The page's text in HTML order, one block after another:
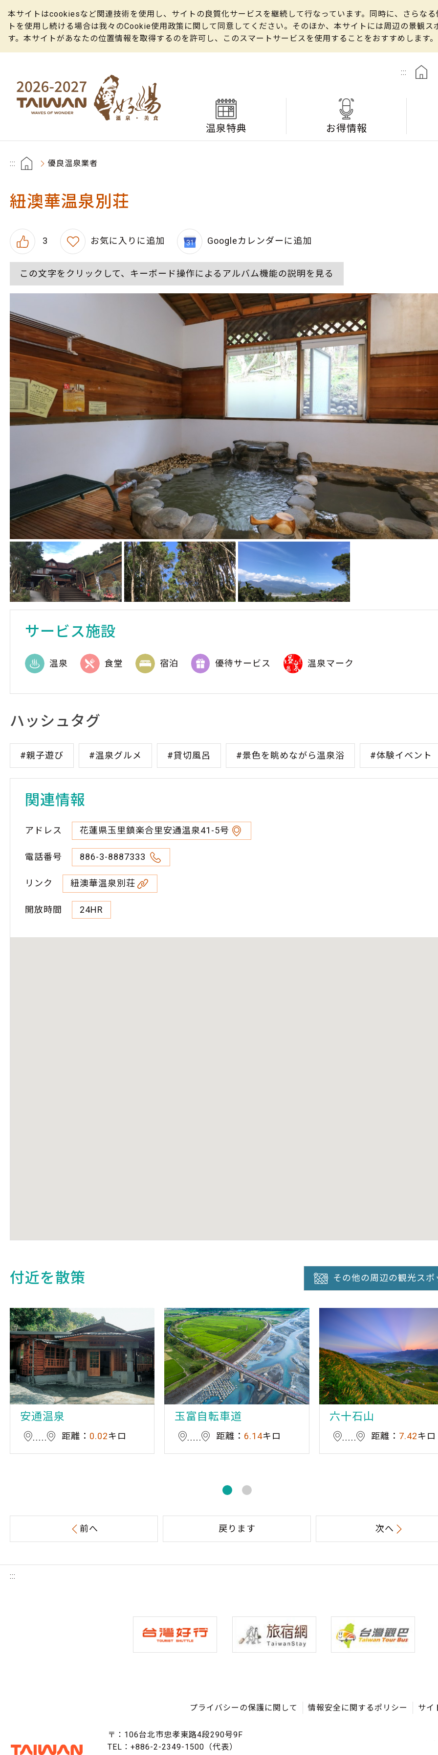
本サイトはcookiesなど関連技術を使用し、サイトの良質化サービスを継続して行なっています。同時に、さらな
トを使用し続ける場合は我々のCookie使用政策に関して同意してください。そのほか、本サイトには周辺の景観
す。本サイトがあなたの位置情報を取得するのを許可し、このスマートサービスを使用することをおすすめします。
:::
温泉特典 お得情報
::: 優良温泉業者
紐澳華温泉別荘
3 お気に入りに追加 Googleカレンダーに追加
この文字をクリックして、キーボード操作によるアルバム機能の説明を見る
サービス施設
温泉 食堂 宿泊 優待サービス 温泉マーク
ハッシュタグ
#親子遊び #温泉グルメ #貸切風呂 #景色を眺めながら温泉浴 #体験イベント
関連情報
アドレス 花蓮県玉里鎮楽合里安通温泉41-5号
電話番号 886-3-8887333
リンク 紐澳華温泉別荘
開放時間 24HR
付近を散策 その他の周辺の観光スポ
安通温泉
距離： 0.02キロ
玉富自転車道
距離： 6.14キロ
六十石山
距離： 7.42キロ
前へ 戻ります 次へ
:::
プライバシーの保護に関して 情報安全に関するポリシー サイ
〒：106台北市忠孝東路4段290号9F
TEL：+886-2-2349-1500（代表）